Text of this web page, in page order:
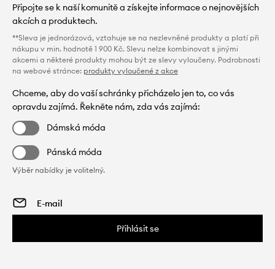
Připojte se k naší komunitě a získejte informace o nejnovějších
akcích a produktech.
**Sleva je jednorázová, vztahuje se na nezlevněné produkty a platí při
nákupu v min. hodnotě 1 900 Kč. Slevu nelze kombinovat s jinými
akcemi a některé produkty mohou být ze slevy vyloučeny. Podrobnosti
na webové stránce: produkty vyloučené z akce
Chceme, aby do vaší schránky přicházelo jen to, co vás
opravdu zajímá. Řekněte nám, zda vás zajímá:
Dámská móda
Pánská móda
Výběr nabídky je volitelný.
Přihlásit se